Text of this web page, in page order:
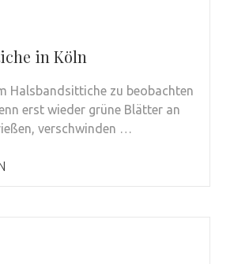
in Köln
Halsbandsittiche zu beobachten
erst wieder grüne Blätter an
verschwinden …